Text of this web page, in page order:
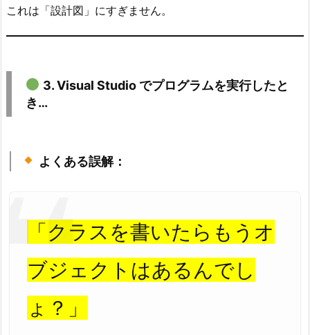
う
（設
4.
i
a
これは「設計図」にすぎません。
3. Visual Studio でプログラムを実行したと
き…
よくある誤解：
「クラスを書いたらもうオ
ブジェクトはあるんでし
ょ？」